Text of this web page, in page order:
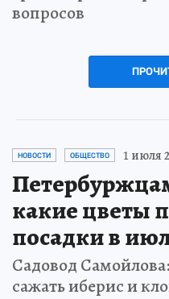
вопросов
НОВОСТИ ОБЩЕСТВО 1 июля
какие цветы
посадки в
Садовод
сажать иберис и